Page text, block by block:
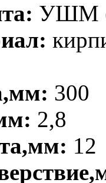
УШМ
300
2,8
12